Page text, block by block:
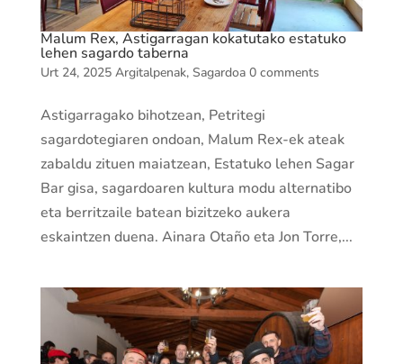
Malum Rex, Astigarragan kokatutako estatuko
lehen sagardo taberna
Urt 24, 2025 Argitalpenak, Sagardoa 0 comments
Astigarragako bihotzean, Petritegi
sagardotegiaren ondoan, Malum Rex-ek ateak
zabaldu zituen maiatzean, Estatuko lehen Sagar
Bar gisa, sagardoaren kultura modu alternatibo
eta berritzaile batean bizitzeko aukera
eskaintzen duena. Ainara Otaño eta Jon Torre,...